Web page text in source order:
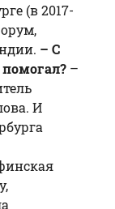
(в 2017-
– С
–
И